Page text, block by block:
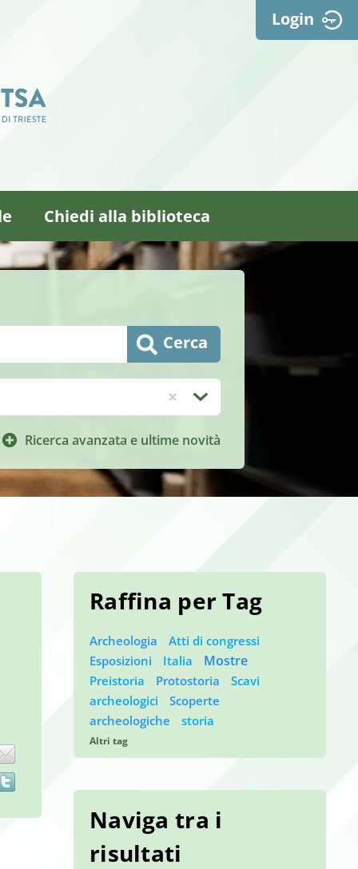
Login
Chiedi alla biblioteca
Cerca
Ricerca avanzata e ultime novità
Raffina per Tag
Archeologia
Atti di congressi
Esposizioni
Italia Mostre
Preistoria Protostoria
Scavi
archeologici
Scoperte
archeologiche
storia
Altri tag
Naviga tra i
risultati